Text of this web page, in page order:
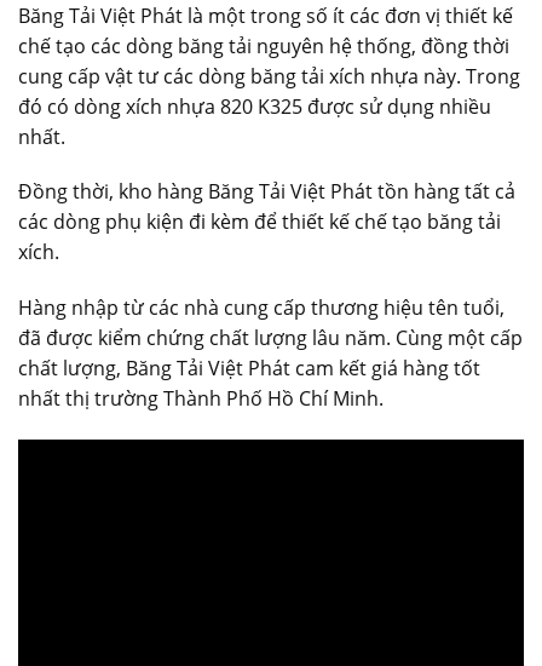
Băng Tải Việt Phát là một trong số ít các đơn vị thiết kế
chế tạo các dòng băng tải nguyên hệ thống, đồng thời
cung cấp vật tư các dòng băng tải xích nhựa này. Trong
đó có dòng xích nhựa 820 K325 được sử dụng nhiều
nhất.
Đồng thời, kho hàng Băng Tải Việt Phát tồn hàng tất cả
các dòng phụ kiện đi kèm để thiết kế chế tạo băng tải
xích.
Hàng nhập từ các nhà cung cấp thương hiệu tên tuổi,
đã được kiểm chứng chất lượng lâu năm. Cùng một cấp
chất lượng, Băng Tải Việt Phát cam kết giá hàng tốt
nhất thị trường Thành Phố Hồ Chí Minh.